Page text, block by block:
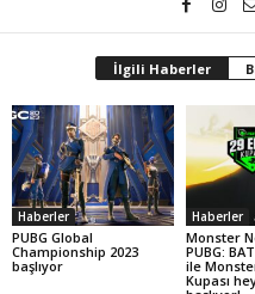
İlgili Haberler
Haberler
PUBG Global
Championship 2023
başlıyor
Haberler
Monster
PUBG:
ile
Kupası